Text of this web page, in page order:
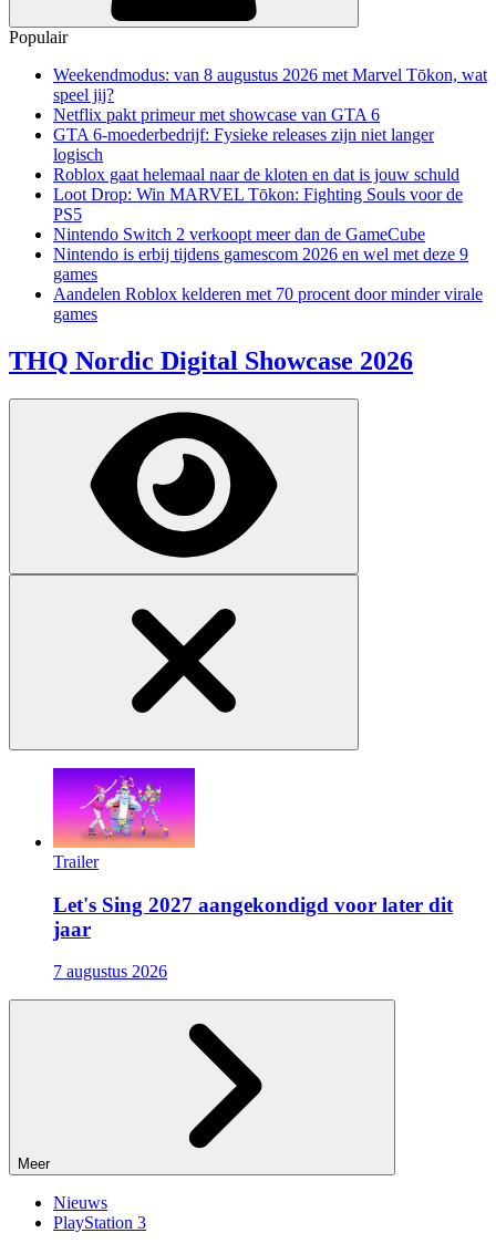
Populair
Weekendmodus: van 8 augustus 2026 met Marvel Tōkon, wat
speel jij?
Netflix pakt primeur met showcase van GTA 6
GTA 6-moederbedrijf: Fysieke releases zijn niet langer
logisch
Roblox gaat helemaal naar de kloten en dat is jouw schuld
Loot Drop: Win MARVEL Tōkon: Fighting Souls voor de
PS5
Nintendo Switch 2 verkoopt meer dan de GameCube
Nintendo is erbij tijdens gamescom 2026 en wel met deze 9
games
Aandelen Roblox kelderen met 70 procent door minder virale
games
THQ Nordic Digital Showcase 2026
Trailer
Let's Sing 2027 aangekondigd voor later dit
jaar
7 augustus 2026
Meer
Nieuws
PlayStation 3